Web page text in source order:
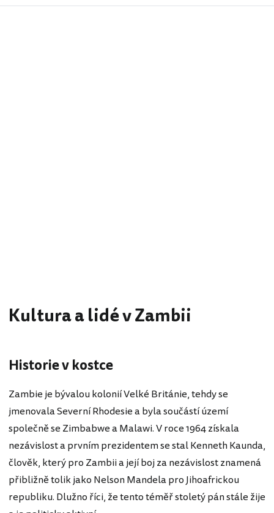
Kultura a lidé v Zambii
Historie v kostce
Zambie je bývalou kolonií Velké Británie, tehdy se
jmenovala Severní Rhodesie a byla součástí území
společně se Zimbabwe a Malawi. V roce 1964 získala
nezávislost a prvním prezidentem se stal Kenneth Kaunda,
člověk, který pro Zambii a její boj za nezávislost znamená
přibližně tolik jako Nelson Mandela pro Jihoafrickou
republiku. Dlužno říci, že tento téměř stoletý pán stále žije